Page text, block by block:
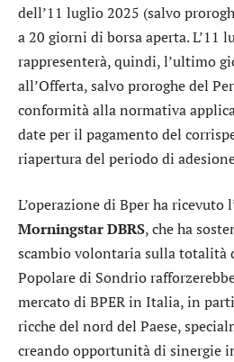
dell’11 luglio 2025 (salvo
a 20 giorni di borsa aperta. L’11
rappresenterà, quindi, l’ultimo
all’Offerta, salvo proroghe del
conformità alla normativa
date per il pagamento del
riapertura del periodo di
L’operazione di Bper ha ricevuto
Morningstar DBRS, che ha
scambio volontaria sulla totalità
Popolare di Sondrio
mercato di BPER in Italia, in
ricche del nord del Paese,
creando opportunità di sinergie